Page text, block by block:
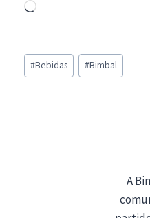
L
d
i
g
Post
Tags:
#Bebidas #Bimbal
A